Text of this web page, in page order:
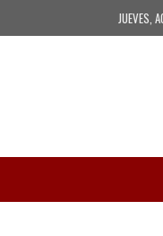
JUEVES,